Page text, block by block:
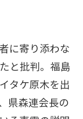
に寄り添わな
と批判。福島
タケ原木を出
県森連会長の